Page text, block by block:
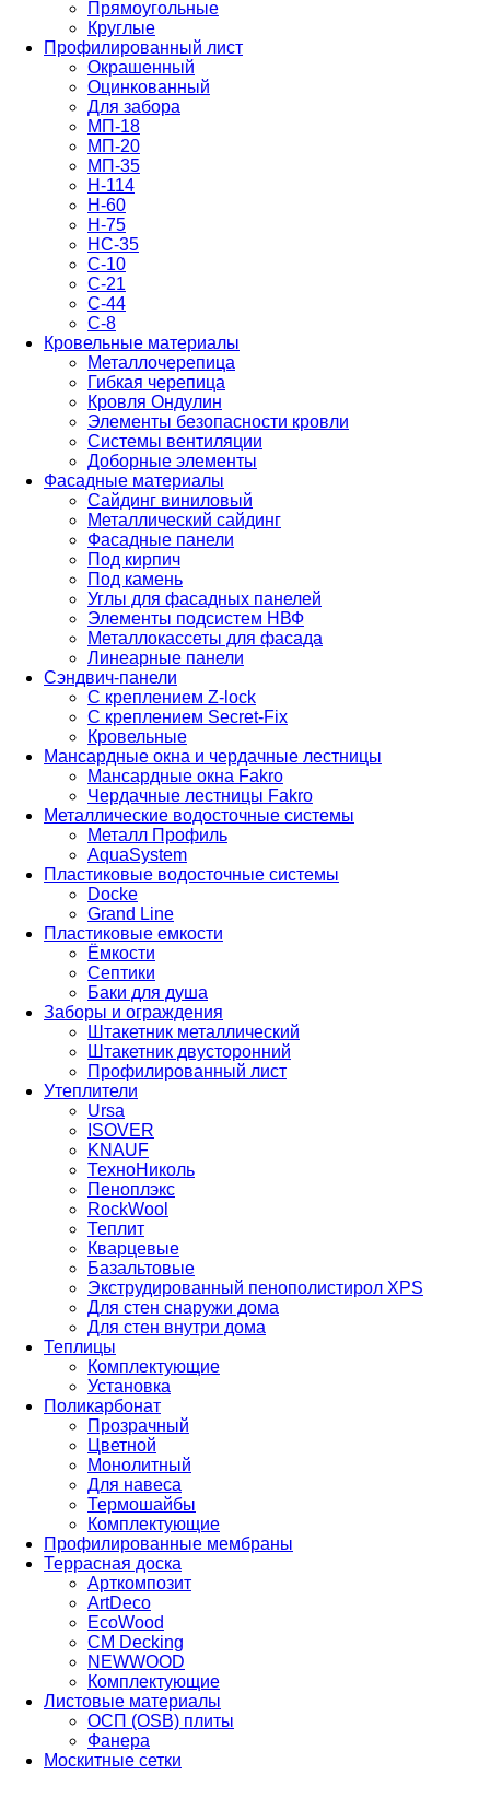
Прямоугольные
Круглые
Профилированный лист
Окрашенный
Оцинкованный
Для забора
МП-18
МП-20
МП-35
Н-114
Н-60
Н-75
НС-35
С-10
С-21
С-44
С-8
Кровельные материалы
Металлочерепица
Гибкая черепица
Кровля Ондулин
Элементы безопасности кровли
Системы вентиляции
Доборные элементы
Фасадные материалы
Сайдинг виниловый
Металлический сайдинг
Фасадные панели
Под кирпич
Под камень
Углы для фасадных панелей
Элементы подсистем НВФ
Металлокассеты для фасада
Линеарные панели
Сэндвич-панели
С креплением Z-lock
С креплением Secret-Fix
Кровельные
Мансардные окна и чердачные лестницы
Мансардные окна Fakro
Чердачные лестницы Fakro
Металлические водосточные системы
Металл Профиль
AquaSystem
Пластиковые водосточные системы
Docke
Grand Line
Пластиковые емкости
Ёмкости
Септики
Баки для душа
Заборы и ограждения
Штакетник металлический
Штакетник двусторонний
Профилированный лист
Утеплители
Ursa
ISOVER
KNAUF
ТехноНиколь
Пеноплэкс
RockWool
Теплит
Кварцевые
Базальтовые
Экструдированный пенополистирол XPS
Для стен снаружи дома
Для стен внутри дома
Теплицы
Комплектующие
Установка
Поликарбонат
Прозрачный
Цветной
Монолитный
Для навеса
Термошайбы
Комплектующие
Профилированные мембраны
Террасная доска
Арткомпозит
ArtDeco
EcoWood
CM Decking
NEWWOOD
Комплектующие
Листовые материалы
ОСП (OSB) плиты
Фанера
Москитные сетки